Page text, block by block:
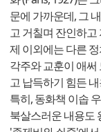
문에 가까운데, 그
고 거칠며 잔인하고
제 이외에는 다른
각주와 교훈이 애
고 납득하기 힘든
특히, 동화책 이솝
북살스러운 내용도